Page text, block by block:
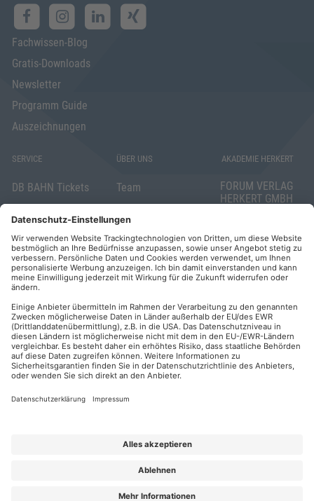
Fachwissen-Blog
Gratis-Downloads
Newsletter
Programm Guide
Auszeichnungen
SERVICE
DB BAHN Tickets
Veranstaltungsunterlagen
Widerrufsrecht
für Verbraucher
Elektronischer
Geschäftsverkehr
Barrierefreiheit
ÜBER UNS
Team
Die AKADEMIE
HERKERT
FORUM VERLAG
HERKERT
Kontakt
AKADEMIE HERKERT
FORUM VERLAG
HERKERT GMBH
86504 Merching
Telefon: +49
(0)8233 381-123
Telefax: +49
E-Mail:
herkert.de
Zahlung per
Rechnung